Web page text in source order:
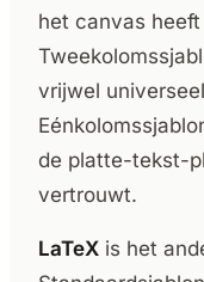
het canvas
vrijwel
de platte-tekst-
vertrouwt.
LaTeX is het